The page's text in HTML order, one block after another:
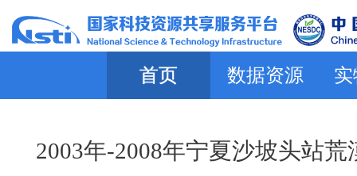
首页 数据资源
2003年-2008年宁夏沙坡头站